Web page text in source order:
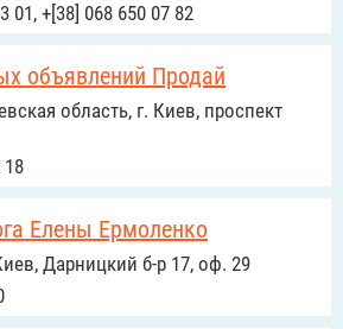
01, +[38] 068 650 07 82
объявлений Продай
область, г. Киев, проспект
18
Елены Ермоленко
Дарницкий б-р 17, оф. 29